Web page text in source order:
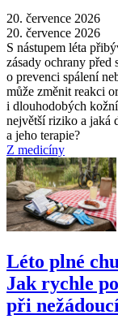
20. července 2026
20. července 2026
S nástupem léta
zásady ochrany před
o prevenci spálení
může změnit reakci
i dlouhodobých
největší riziko a jaká
a jeho terapie?
Z medicíny
Léto plné
Jak rychle
při